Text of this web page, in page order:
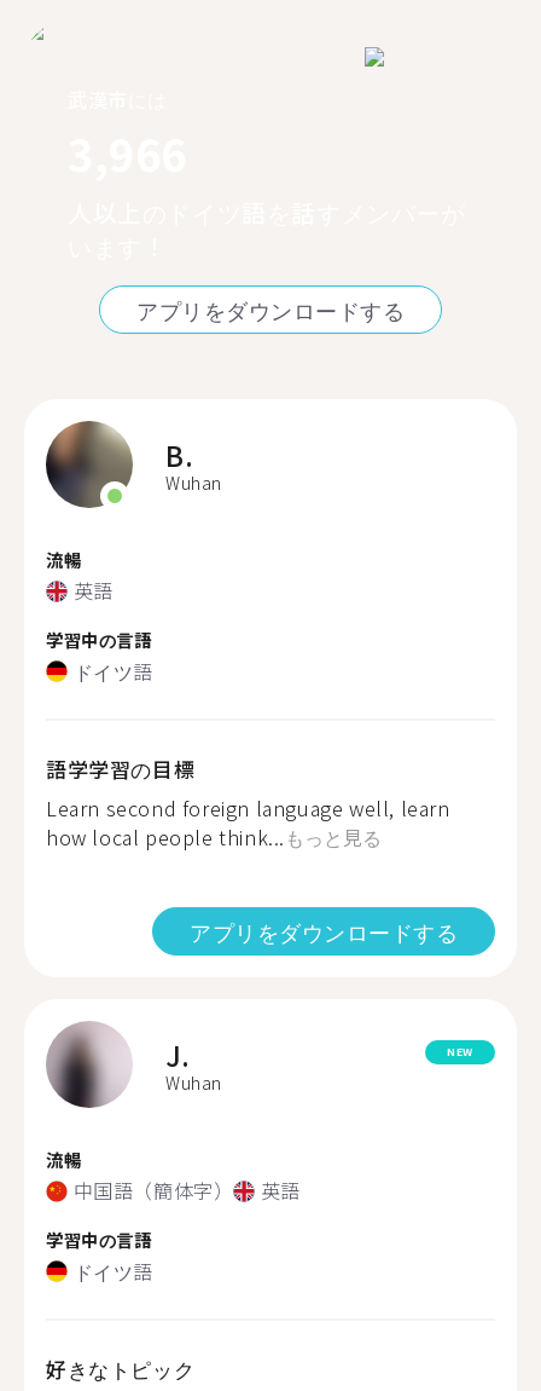
アプリをダウンロードする
B.
Wuhan
流暢
英語
学習中の言語
ドイツ語
語学学習の目標
Learn second foreign language well, learn
how local people think... もっと見る
アプリをダウンロードする
J.
Wuhan
NEW
流暢
中国語（簡体字） 英語
学習中の言語
ドイツ語
好きなトピック